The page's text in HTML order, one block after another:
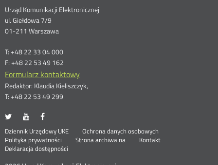
Dane
kontaktowe
Urząd Komunikacji Elektronicznej
ul. Giełdowa 7/9
01-211 Warszawa
T: +48 22 33 04 000
F: +48 22 53 49 162
Formularz kontaktowy
Redaktor: Klaudia Kieliszczyk,
T: +48 22 53 49 299
UKE
portalu
Twitter
Otwórz
nowym
oknie
UKE
portalu
Youtube
Otwórz
nowym
oknie
portalu
Facebook
nowym
oknie
Stopka
menu
Dziennik Urzędowy UKE Otwórz
Ochrona danych osobowych
Polityka prywatności
Otwórz
w
Strona archiwalna
Kontakt
Deklaracja dostępności